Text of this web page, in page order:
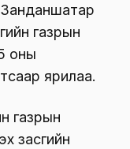
газрын
оны
ярилаа.
газрын
засгийн